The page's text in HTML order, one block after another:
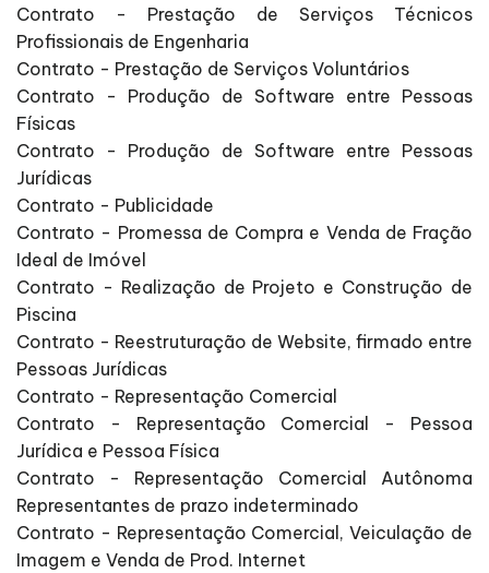
Contrato - Prestação de Serviços Técnicos
Profissionais de Engenharia
Contrato - Prestação de Serviços Voluntários
Contrato - Produção de Software entre Pessoas
Físicas
Contrato - Produção de Software entre Pessoas
Jurídicas
Contrato - Publicidade
Contrato - Promessa de Compra e Venda de Fração
Ideal de Imóvel
Contrato - Realização de Projeto e Construção de
Piscina
Contrato - Reestruturação de Website, firmado entre
Pessoas Jurídicas
Contrato - Representação Comercial
Contrato - Representação Comercial - Pessoa
Jurídica e Pessoa Física
Contrato - Representação Comercial Autônoma
Representantes de prazo indeterminado
Contrato - Representação Comercial, Veiculação de
Imagem e Venda de Prod. Internet